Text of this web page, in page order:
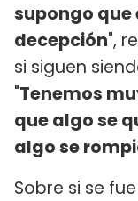
supongo
decepción",
si siguen
"Tenemos
que algo se
algo se
Sobre si se